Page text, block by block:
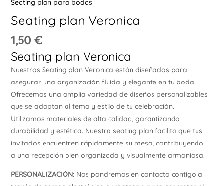
Seating plan para bodas
Seating plan Veronica
1,50 €
Seating plan Veronica
Nuestros Seating plan Veronica están diseñados para
asegurar una organización fluida y elegante en tu boda.
Ofrecemos una amplia variedad de diseños personalizables
que se adaptan al tema y estilo de tu celebración.
Utilizamos materiales de alta calidad, garantizando
durabilidad y estética. Nuestro seating plan facilita que tus
invitados encuentren rápidamente su mesa, contribuyendo
a una recepción bien organizada y visualmente armoniosa.
PERSONALIZACIÓN: Nos pondremos en contacto contigo a